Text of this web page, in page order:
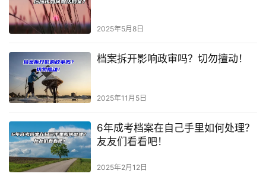
2025年5月8日
档案拆开影响政审吗？切勿擅动！
2025年11月5日
6年成考档案在自己手里如何处理？
友友们看看吧！
2025年2月12日